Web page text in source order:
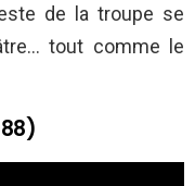
de la troupe se
tout comme le